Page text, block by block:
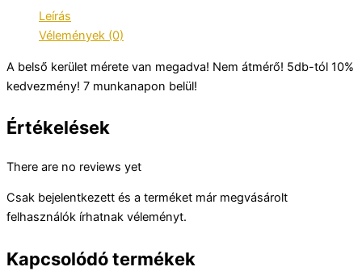
Leírás
Vélemények (0)
A belső kerület mérete van megadva! Nem átmérő! 5db-tól 10%
kedvezmény! 7 munkanapon belül!
Értékelések
There are no reviews yet
Csak bejelentkezett és a terméket már megvásárolt
felhasználók írhatnak véleményt.
Kapcsolódó termékek